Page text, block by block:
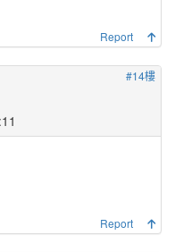
Report
#14樓
Report